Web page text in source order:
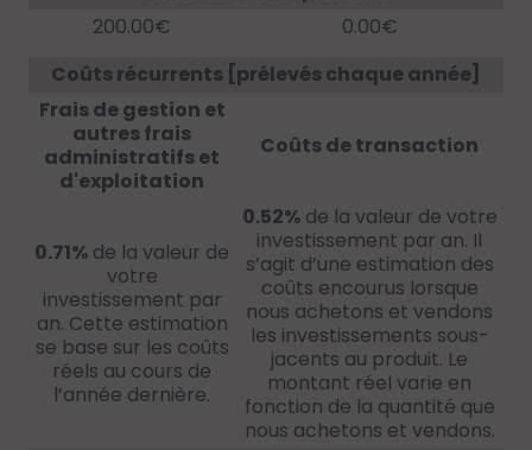
200.00€
0.00€
Coûts récurrents [prélevés chaque année]
Frais de gestion et
autres frais
administratifs et
d'exploitation
Coûts de transaction
0.71% de la valeur de
votre
investissement par
an. Cette estimation
se base sur les coûts
réels au cours de
l’année dernière.
0.52%de la valeur de votre
investissement par an. Il
s’agit d’une estimation des
coûts encourus lorsque
nous achetons et vendons
les investissements sous-
jacents au produit. Le
montant réel varie en
fonction de la quantité que
nous achetons et vendons.